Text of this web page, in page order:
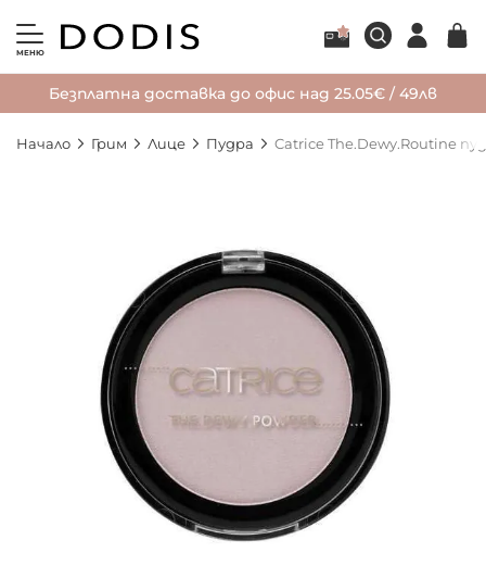
МЕНЮ
Безплатна доставка до офис над 25.05€ / 49лв
Начало Грим Лице Пудра Catrice The.Dewy.Routine
изображенията